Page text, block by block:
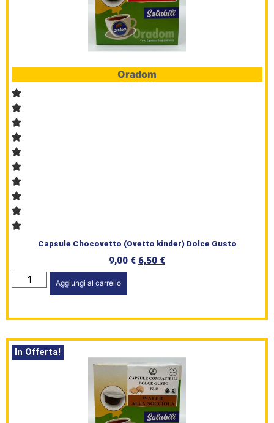
Oradom
Capsule Chocovetto (Ovetto kinder) Dolce Gusto
9,00€ 6,50 €
Aggiungi al carrello
In Offerta!